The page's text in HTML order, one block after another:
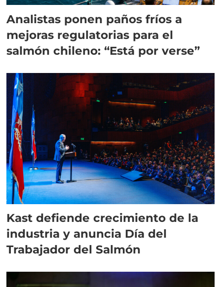
Analistas ponen paños fríos a
mejoras regulatorias para el
salmón chileno: “Está por verse”
Kast defiende crecimiento de la
industria y anuncia Día del
Trabajador del Salmón